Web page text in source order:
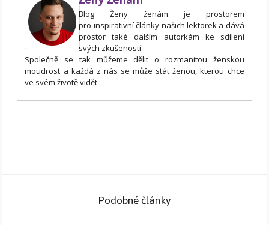
Blog Ženy ženám je prostorem
pro inspirativní články našich lektorek a dává
prostor také dalším autorkám ke sdílení
svých zkušeností.
Společně se tak můžeme dělit o rozmanitou ženskou
moudrost a každá z nás se může stát ženou, kterou chce
ve svém životě vidět.
Podobné články